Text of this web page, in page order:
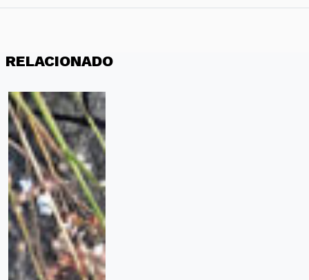
RELACIONADO